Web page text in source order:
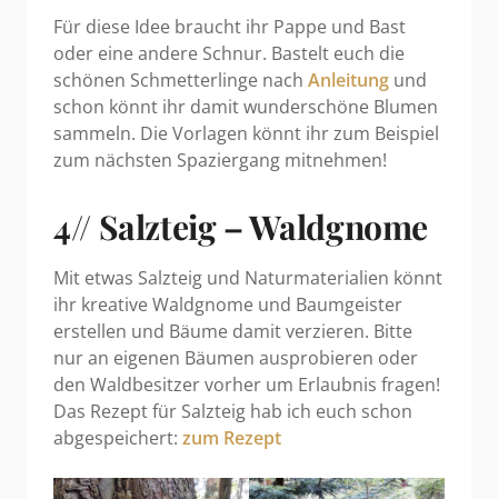
Für diese Idee braucht ihr Pappe und Bast
oder eine andere Schnur. Bastelt euch die
schönen Schmetterlinge nach Anleitung und
schon könnt ihr damit wunderschöne Blumen
sammeln. Die Vorlagen könnt ihr zum Beispiel
zum nächsten Spaziergang mitnehmen!
4// Salzteig – Waldgnome
Mit etwas Salzteig und Naturmaterialien könnt
ihr kreative Waldgnome und Baumgeister
erstellen und Bäume damit verzieren. Bitte
nur an eigenen Bäumen ausprobieren oder
den Waldbesitzer vorher um Erlaubnis fragen!
Das Rezept für Salzteig hab ich euch schon
abgespeichert: zum Rezept